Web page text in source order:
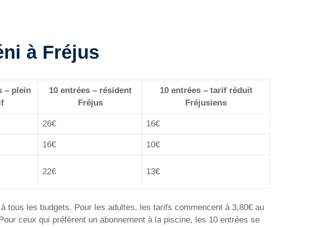
à Fréjus
– plein
10 entrées – résident
Fréjus
10 entrées – tarif réduit
Fréjusiens
26€ 16€
16€ 10€
22€ 13€
tous les budgets. Pour les adultes, les tarifs commencent à 3,80€ au
ceux qui préfèrent un abonnement à la piscine, les 10 entrées se